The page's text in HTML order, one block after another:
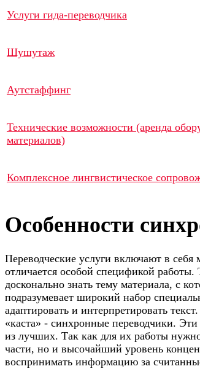
Услуги гида-переводчика
Шушутаж
Аутстаффинг
Технические возможности (аренда
материалов)
Комплексное лингвистическое
Особенности
Переводческие услуги включают в
отличается особой спецификой
досконально знать тему материала, с
подразумевает широкий набор
адаптировать и интерпретировать
«каста» - синхронные переводчики.
из лучших. Так как для их работы
части, но и высочайший уровень
воспринимать информацию за